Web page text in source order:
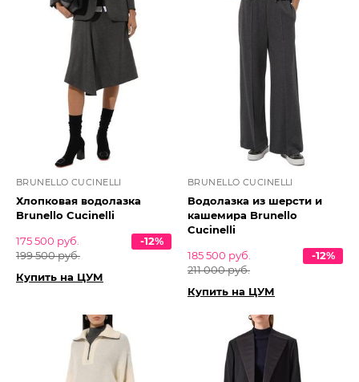
BRUNELLO CUCINELLI
Хлопковая водолазка
Brunello Cucinelli
175 500 руб.
199 500 руб.
-12%
Купить на ЦУМ
BRUNELLO CUCINELLI
Водолазка из шерсти и
кашемира Brunello
Cucinelli
185 500 руб.
211 000 руб.
-12%
Купить на ЦУМ